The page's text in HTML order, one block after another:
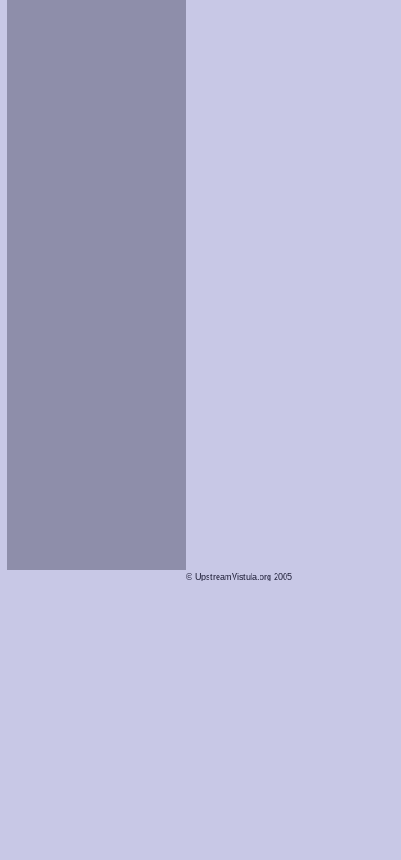
© UpstreamVistula.org 2005